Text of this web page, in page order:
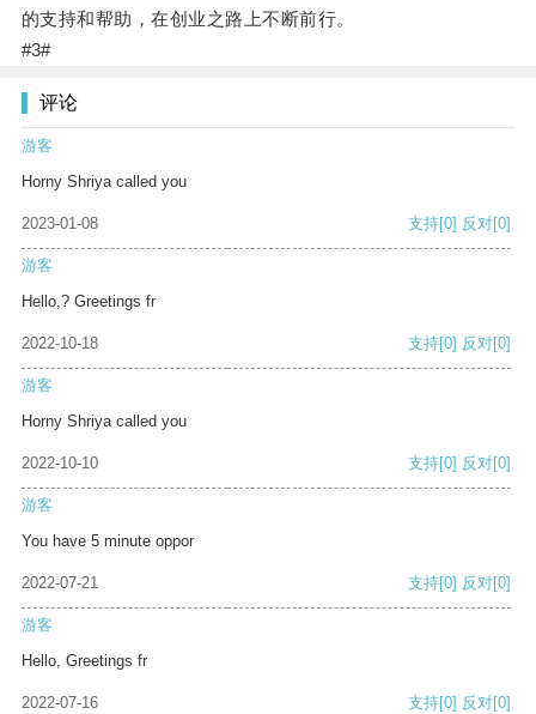
的支持和帮助，在创业之路上不断前行。
#3#
评论
游客
Horny Shriya called you
2023-01-08 支持[0] 反对[0]
游客
Hello,? Greetings fr
2022-10-18 支持[0] 反对[0]
游客
Horny Shriya called you
2022-10-10 支持[0] 反对[0]
游客
You have 5 minute oppor
2022-07-21 支持[0] 反对[0]
游客
Hello, Greetings fr
2022-07-16 支持[0] 反对[0]